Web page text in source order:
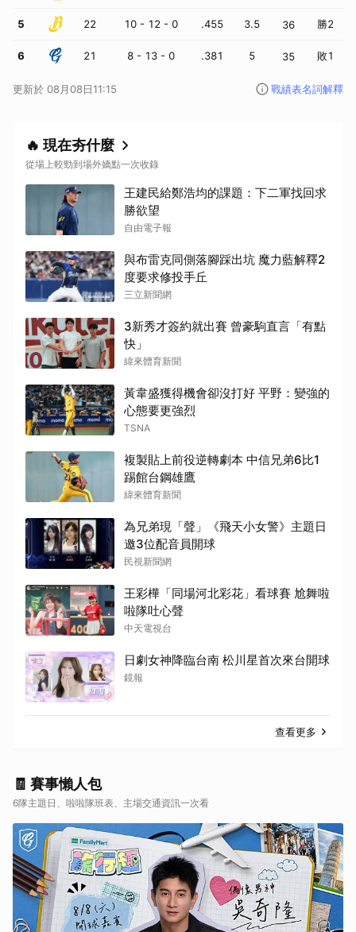
5 22 10 - 12 - 0 .455 3.5 36 勝2
6 21 8 - 13 - 0 .381 5 35 敗1
更新於 08月08日11:15 戰績表名詞解釋
🔥 現在夯什麼
從場上較勁到場外嬌點一次收錄
王建民給鄭浩均的課題：下二軍找回求
勝欲望
自由電子報
與布雷克同側落腳踩出坑 魔力藍解釋2
度要求修投手丘
三立新聞網
3新秀才簽約就出賽 曾豪駒直言「有點
快」
緯來體育新聞
黃韋盛獲得機會卻沒打好 平野：變強的
心態要更強烈
TSNA
複製貼上前役逆轉劇本 中信兄弟6比1
踢館台鋼雄鷹
緯來體育新聞
為兄弟現「聲」《飛天小女警》主題日
邀3位配音員開球
民視新聞網
王彩樺「同場河北彩花」看球賽 尬舞啦
啦隊吐心聲
中天電視台
日劇女神降臨台南 松川星首次來台開球
鏡報
查看更多
🧾 賽事懶人包
6隊主題日、啦啦隊班表、主場交通資訊一次看